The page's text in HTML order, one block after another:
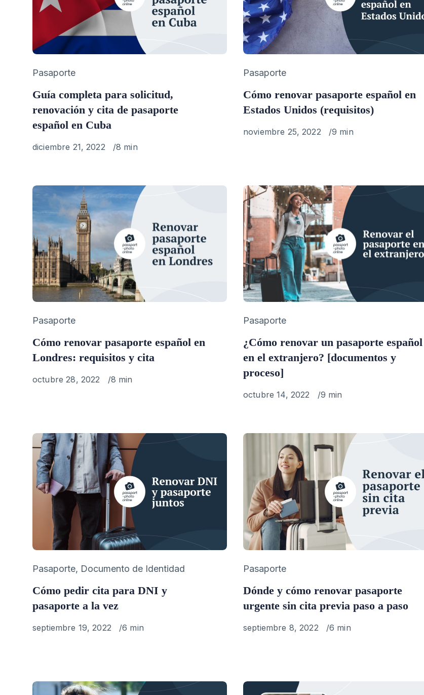
Category
Pasaporte
Guía completa para solicitud,
renovación y cita de pasaporte
español en Cuba
Published
diciembre 21, 2022 8 min
Category
Pasaporte
Cómo renovar pasaporte español en
Estados Unidos (requisitos)
Published
noviembre 25, 2022 9 min
Category
Pasaporte
Cómo renovar pasaporte español en
Londres: requisitos y cita
Published
octubre 28, 2022 8 min
Category
Pasaporte
¿Cómo renovar un pasaporte español
en el extranjero? [documentos y
proceso]
Published
octubre 14, 2022 9 min
Category
Pasaporte, Documento de Identidad
Cómo pedir cita para DNI y
pasaporte a la vez
Published
septiembre 19, 2022 6 min
Category
Pasaporte
Dónde y cómo renovar pasaporte
urgente sin cita previa paso a paso
Published
septiembre 8, 2022 6 min